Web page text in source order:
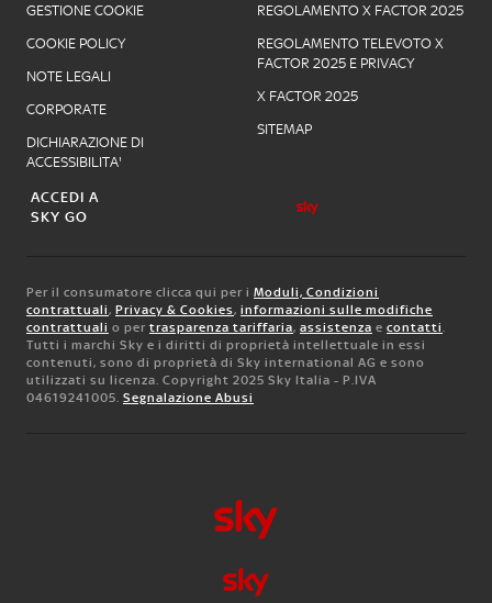
GESTIONE COOKIE
COOKIE POLICY
NOTE LEGALI
CORPORATE
DICHIARAZIONE DI
ACCESSIBILITA'
REGOLAMENTO X FACTOR 2025
REGOLAMENTO TELEVOTO X
FACTOR 2025 E PRIVACY
X FACTOR 2025
SITEMAP
ACCEDI A
SKY GO
Per il consumatore clicca qui per i Moduli, Condizioni
contrattuali, Privacy & Cookies, informazioni sulle modifiche
contrattuali o per trasparenza tariffaria, assistenza e contatti.
Tutti i marchi Sky e i diritti di proprietà intellettuale in essi
contenuti, sono di proprietà di Sky international AG e sono
utilizzati su licenza. Copyright 2025 Sky Italia - P.IVA
04619241005. Segnalazione Abusi